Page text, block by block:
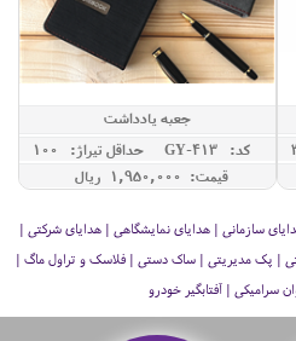
جعبه یادداشت
کد: GY-413
حداقل تيراژ: 100
قیمت: 1,950,000 ريال
سازمانی | هدایای نمایشگاهی | هدایای شرکتی |
| پک مدیریتی | ساک دستی | فلاسک و تراول ماگ |
سرامیکی | آفتابگیر خودرو